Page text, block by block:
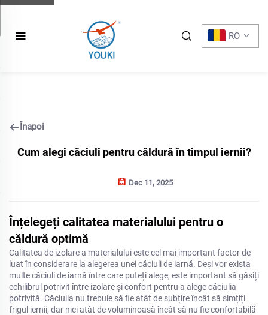
RO
Înapoi
Cum alegi căciuli pentru căldură în timpul iernii?
Dec 11, 2025
Înțelegeți calitatea materialului pentru o
căldură optimă
Calitatea de izolare a materialului este cel mai important factor de
luat în considerare la alegerea unei căciuli de iarnă. Deși vor exista
multe căciuli de iarnă între care puteți alege, este important să găsiți
echilibrul potrivit între izolare și confort pentru a alege căciulia
potrivită. Căciulia nu trebuie să fie atât de subțire încât să simțiți
frigul iernii, dar nici atât de voluminoasă încât să nu fie confortabilă